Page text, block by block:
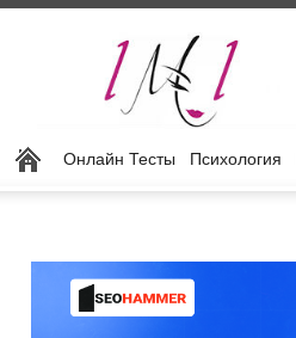
Онлайн Тесты Психология